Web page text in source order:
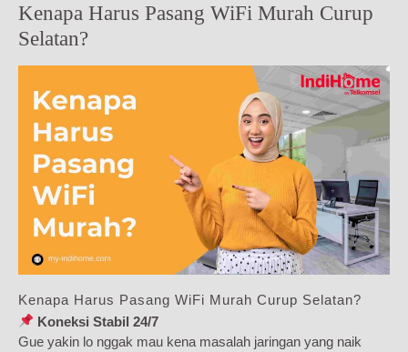
Kenapa Harus Pasang WiFi Murah Curup
Selatan?
Kenapa Harus Pasang WiFi Murah Curup Selatan?
Koneksi Stabil 24/7
Gue yakin lo nggak mau kena masalah jaringan yang naik